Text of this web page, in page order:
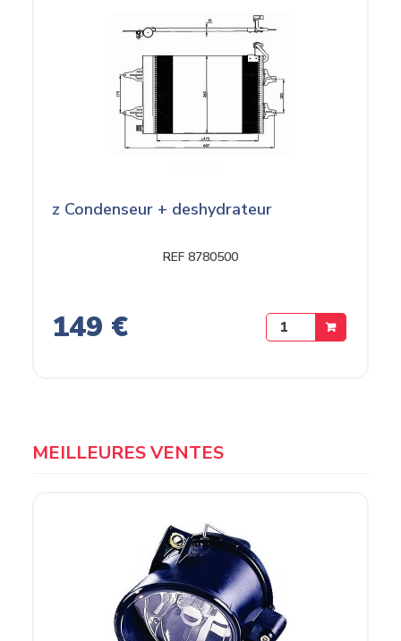
MEILLEURES VENTES
z Condenseur + deshydrateur
REF 8780500
149 €